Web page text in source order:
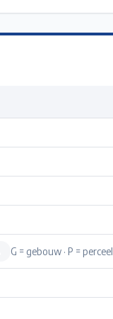
G = gebouw · P = perceel